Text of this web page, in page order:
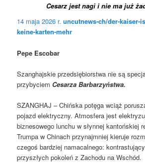
Cesarz jest nagi i nie ma już
14 maja 2026 r. uncutnews-ch/der-kaiser-
keine-karten-mehr
Pepe Escobar
Szanghajskie przedsiębiorstwa nie są
przybyciem Cesarza Barbarzyństwa.
SZANGHAJ – Chińska potęga wciąż
pojazd elektryczny. Atmosfera jest
biznesowego lunchu w słynnej kantońskiej
Trumpa w Chinach przynajmniej kieruje
czegoś bardziej namacalnego:
przyszłych pokoleń z Zachodu na Wschód.